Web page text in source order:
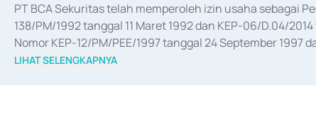
PT BCA Sekuritas telah memperoleh izin usaha sebagai
138/PM/1992 tanggal 11 Maret 1992 dan KEP-06/D.04/
Nomor KEP-12/PM/PEE/1997 tanggal 24 September 1997
merger, akuisisi, divestasi, dan
LIHAT SELENGKAPNYA